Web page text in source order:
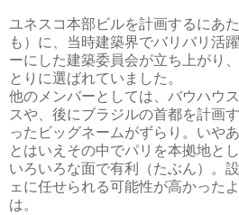
ユネスコ本部ビルを計画するにあ
も）に、当時建築界でバリバリ活
ーにした建築委員会が立ち上がり
とりに選ばれていました。
他のメンバーとしては、バウハウ
スや、後にブラジルの首都を計画
ったビッグネームがずらり。いや
とはいえその中でパリを本拠地と
いろいろな面で有利（たぶん）。
ェに任せられる可能性が高かった
は。